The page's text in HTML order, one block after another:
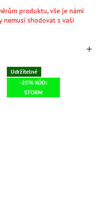
produktu, vše je námi
nemusí shodovat s vaší
Udržitelné
-20% KÓD:
STORM